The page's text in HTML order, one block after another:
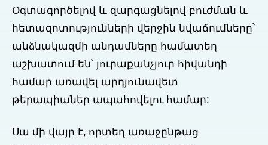
Օգտագործելով և զարգացնելով բուժման և
հետազոտությունների վերջին նվաճումները՝
անձնակազմի անդամները համատեղ
աշխատում են՝ յուրաքանչյուր հիվանդի
համար առավել արդյունավետ
թերապիաներ ապահովելու համար:
Սա մի վայր է, որտեղ առաջընթաց